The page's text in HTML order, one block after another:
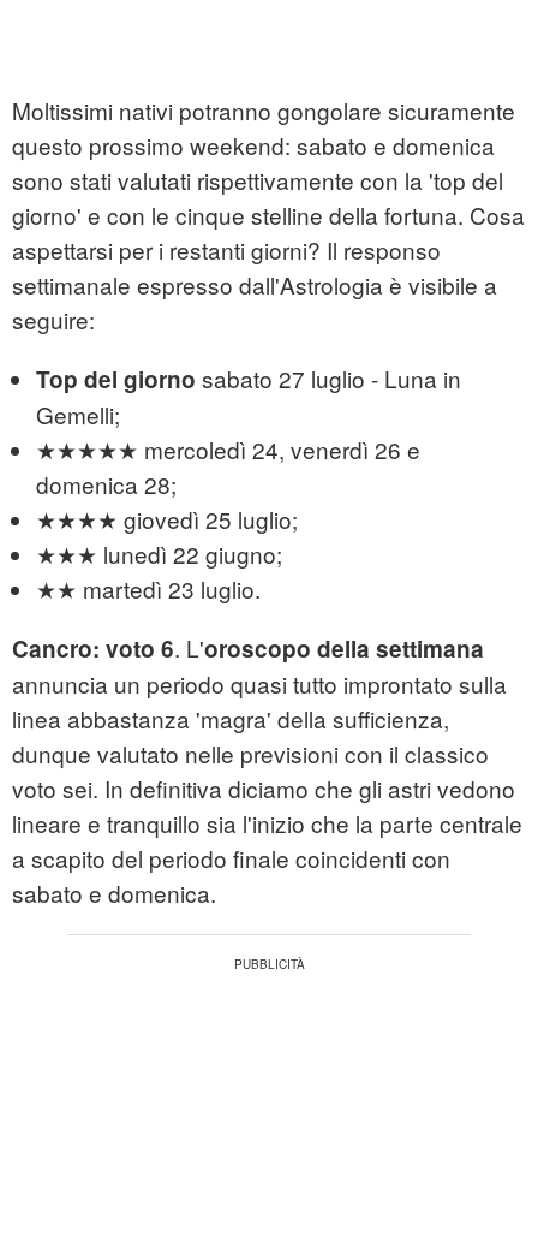
Moltissimi nativi potranno gongolare sicuramente
questo prossimo weekend: sabato e domenica
sono stati valutati rispettivamente con la 'top del
giorno' e con le cinque stelline della fortuna. Cosa
aspettarsi per i restanti giorni? Il responso
settimanale espresso dall'Astrologia è visibile a
seguire:
Top del giorno sabato 27 luglio - Luna in
Gemelli;
★★★★★ mercoledì 24, venerdì 26 e
domenica 28;
★★★★ giovedì 25 luglio;
★★★ lunedì 22 giugno;
★★ martedì 23 luglio.
Cancro: voto 6. L'oroscopo della settimana
annuncia un periodo quasi tutto improntato sulla
linea abbastanza 'magra' della sufficienza,
dunque valutato nelle previsioni con il classico
voto sei. In definitiva diciamo che gli astri vedono
lineare e tranquillo sia l'inizio che la parte centrale
a scapito del periodo finale coincidenti con
sabato e domenica.